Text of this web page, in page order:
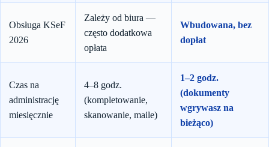
Obsługa KSeF
2026
Zależy od biura —
często dodatkowa
opłata
Wbudowana, bez
dopłat
Czas na
administrację
miesięcznie
4–8 godz.
(kompletowanie,
skanowanie, maile)
1–2 godz.
(dokumenty
wgrywasz na
bieżąco)